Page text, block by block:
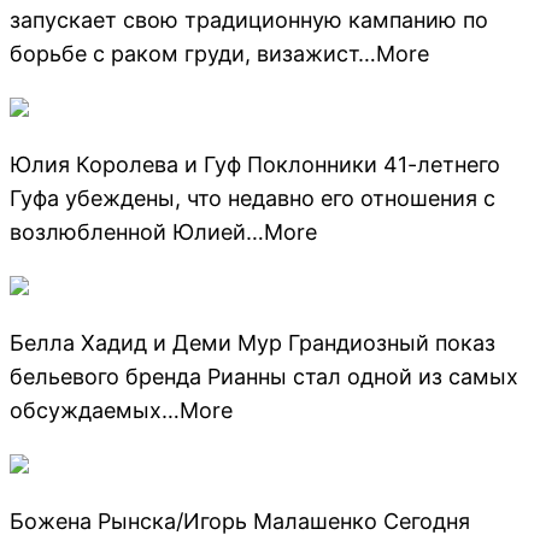
запускает свою традиционную кампанию по
борьбе с раком груди, визажист…More
Юлия Королева и Гуф Поклонники 41-летнего
Гуфа убеждены, что недавно его отношения с
возлюбленной Юлией…More
Белла Хадид и Деми Мур Грандиозный показ
бельевого бренда Рианны стал одной из самых
обсуждаемых…More
Божена Рынска/Игорь Малашенко Сегодня